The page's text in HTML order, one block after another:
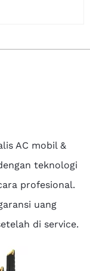
AC mobil &
teknologi
profesional.
uang
di service.